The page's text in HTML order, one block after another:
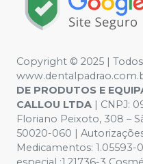
Copyright © 2025 |
DE PRODUTOS E
CALLOU LTDA | CNPJ:
Floriano Peixoto, 308 –
50020-060 |
Medicamentos: